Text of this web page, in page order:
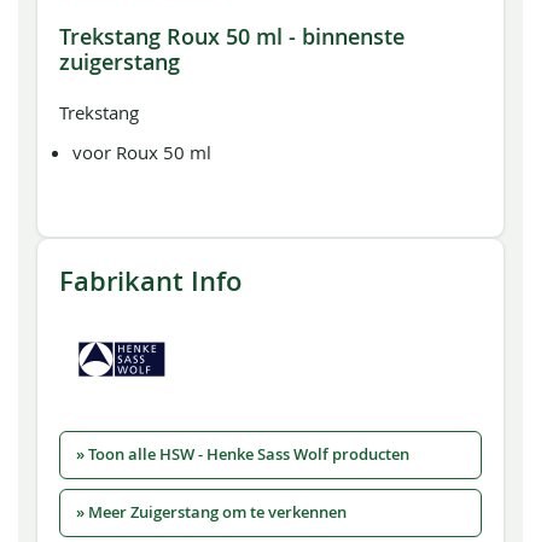
Trekstang Roux 50 ml - binnenste
zuigerstang
Trekstang
voor Roux 50 ml
Fabrikant Info
» Toon alle HSW - Henke Sass Wolf producten
» Meer Zuigerstang om te verkennen